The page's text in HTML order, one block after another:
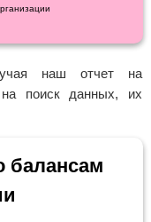
наш отчет на
поиск данных, их
балансам